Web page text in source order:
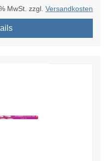
MwSt. zzgl. Versandkosten